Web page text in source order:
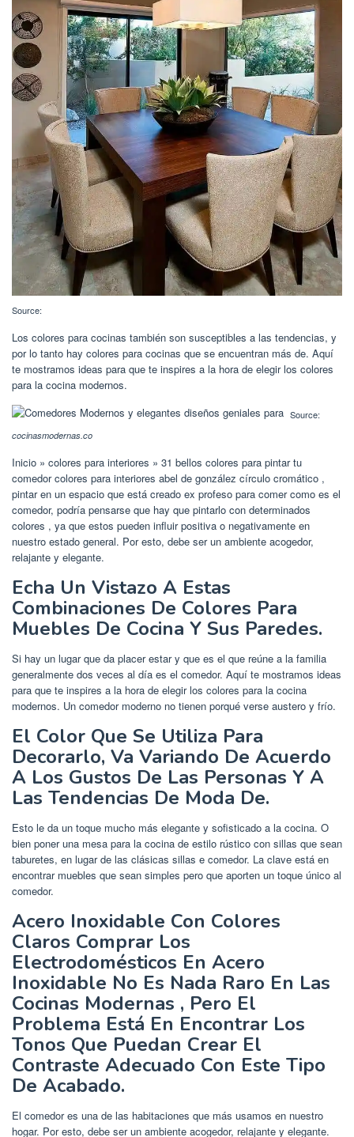
Source:
Los colores para cocinas también son susceptibles a las tendencias, y
por lo tanto hay colores para cocinas que se encuentran más de. Aquí
te mostramos ideas para que te inspires a la hora de elegir los colores
para la cocina modernos.
Source:
cocinasmodernas.co
Inicio » colores para interiores » 31 bellos colores para pintar tu
comedor colores para interiores abel de gonzález círculo cromático ,
pintar en un espacio que está creado ex profeso para comer como es el
comedor, podría pensarse que hay que pintarlo con determinados
colores , ya que estos pueden influir positiva o negativamente en
nuestro estado general. Por esto, debe ser un ambiente acogedor,
relajante y elegante.
Echa Un Vistazo A Estas
Combinaciones De Colores Para
Muebles De Cocina Y Sus Paredes.
Si hay un lugar que da placer estar y que es el que reúne a la familia
generalmente dos veces al día es el comedor. Aquí te mostramos ideas
para que te inspires a la hora de elegir los colores para la cocina
modernos. Un comedor moderno no tienen porqué verse austero y frío.
El Color Que Se Utiliza Para
Decorarlo, Va Variando De Acuerdo
A Los Gustos De Las Personas Y A
Las Tendencias De Moda De.
Esto le da un toque mucho más elegante y sofisticado a la cocina. O
bien poner una mesa para la cocina de estilo rústico con sillas que sean
taburetes, en lugar de las clásicas sillas e comedor. La clave está en
encontrar muebles que sean simples pero que aporten un toque único al
comedor.
Acero Inoxidable Con Colores
Claros Comprar Los
Electrodomésticos En Acero
Inoxidable No Es Nada Raro En Las
Cocinas Modernas , Pero El
Problema Está En Encontrar Los
Tonos Que Puedan Crear El
Contraste Adecuado Con Este Tipo
De Acabado.
El comedor es una de las habitaciones que más usamos en nuestro
hogar. Por esto, debe ser un ambiente acogedor, relajante y elegante.